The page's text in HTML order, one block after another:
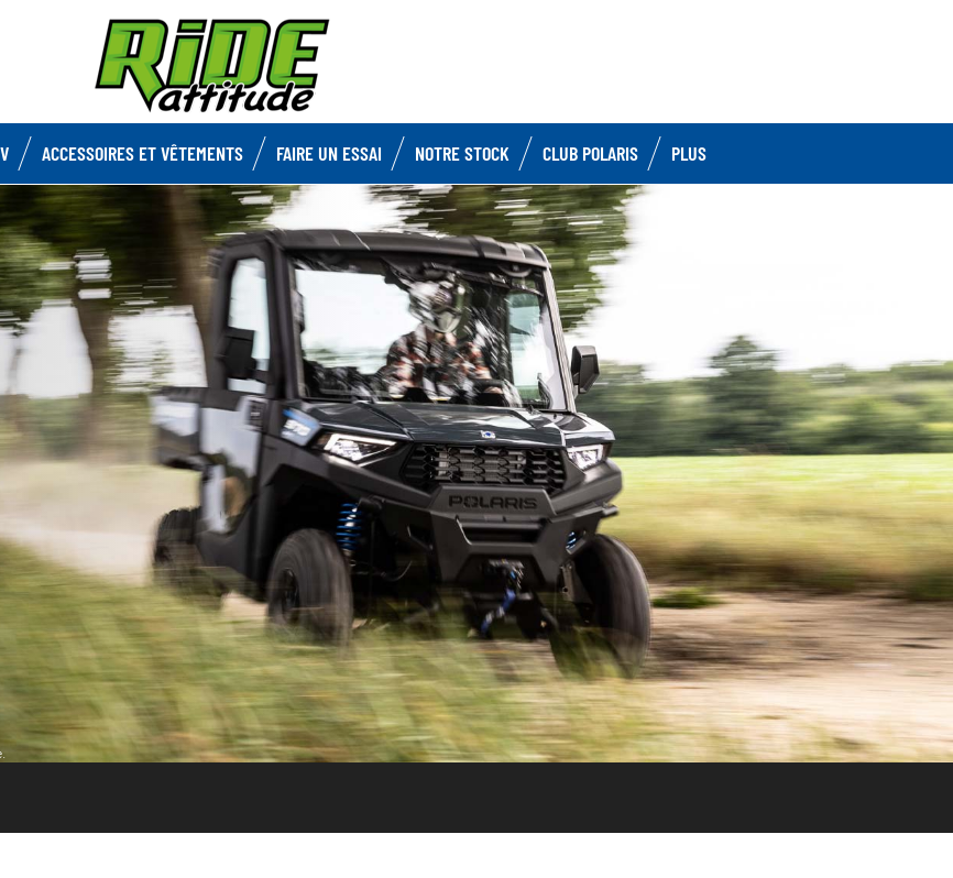
ACCESSOIRES ET VÊTEMENTS FAIRE UN ESSAI NOTRE STOCK CLUB POLARIS PLUS